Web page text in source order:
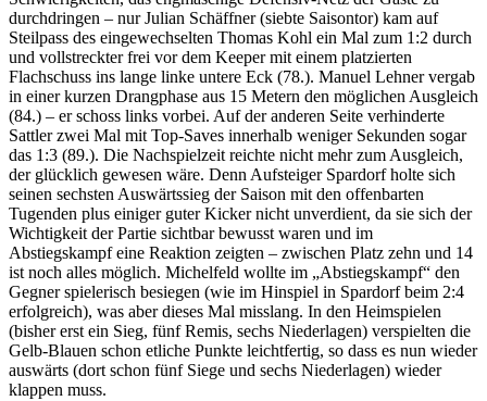
durchdringen – nur Julian Schäffner (siebte Saisontor) kam auf
Steilpass des eingewechselten Thomas Kohl ein Mal zum 1:2 durch
und vollstreckter frei vor dem Keeper mit einem platzierten
Flachschuss ins lange linke untere Eck (78.). Manuel Lehner vergab
in einer kurzen Drangphase aus 15 Metern den möglichen Ausgleich
(84.) – er schoss links vorbei. Auf der anderen Seite verhinderte
Sattler zwei Mal mit Top-Saves innerhalb weniger Sekunden sogar
das 1:3 (89.). Die Nachspielzeit reichte nicht mehr zum Ausgleich,
der glücklich gewesen wäre. Denn Aufsteiger Spardorf holte sich
seinen sechsten Auswärtssieg der Saison mit den offenbarten
Tugenden plus einiger guter Kicker nicht unverdient, da sie sich der
Wichtigkeit der Partie sichtbar bewusst waren und im
Abstiegskampf eine Reaktion zeigten – zwischen Platz zehn und 14
ist noch alles möglich. Michelfeld wollte im „Abstiegskampf“ den
Gegner spielerisch besiegen (wie im Hinspiel in Spardorf beim 2:4
erfolgreich), was aber dieses Mal misslang. In den Heimspielen
(bisher erst ein Sieg, fünf Remis, sechs Niederlagen) verspielten die
Gelb-Blauen schon etliche Punkte leichtfertig, so dass es nun wieder
auswärts (dort schon fünf Siege und sechs Niederlagen) wieder
klappen muss.